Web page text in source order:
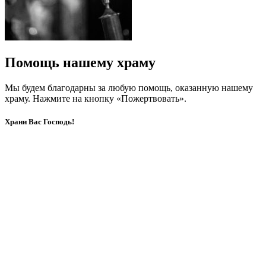
Помощь нашему храму
Мы будем благодарны за любую помощь, оказанную нашему
храму. Нажмите на кнопку «Пожертвовать».
Храни Вас Господь!